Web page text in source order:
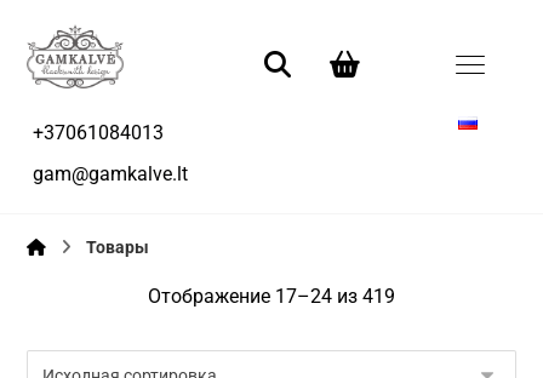
+37061084013
gam@gamkalve.lt
Товары
Отображение 17–24 из 419